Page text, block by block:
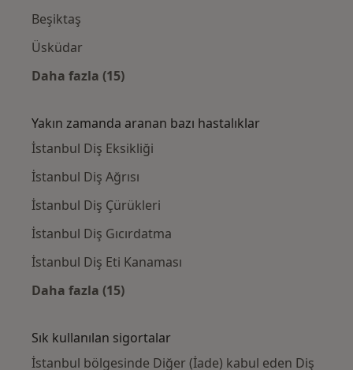
Beşiktaş
Üsküdar
Daha fazla (15)
Yakın zamanda aranan bazı hastalıklar
İstanbul Diş Eksikliği
İstanbul Diş Ağrısı
İstanbul Diş Çürükleri
İstanbul Diş Gıcırdatma
İstanbul Diş Eti Kanaması
Daha fazla (15)
Sık kullanılan sigortalar
İstanbul bölgesinde Diğer (İade) kabul eden Diş